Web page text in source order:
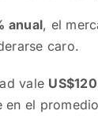
anual, el
caro.
vale
en el